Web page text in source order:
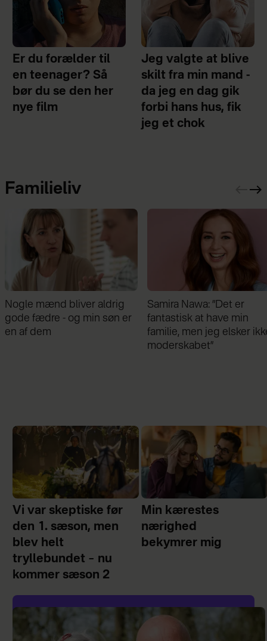
Er du forælder til
en teenager? Så
bør du se den her
nye film
Jeg valgte at blive
skilt fra min mand -
da jeg en dag gik
forbi hans hus, fik
jeg et chok
Familieliv
Samira Nawa: ”Det er
fantastisk at have min
familie, men jeg elsker ikke
Jeg valgte at blive skilt
min mand - da jeg en dag
gik forbi hans hus, fik jeg
chok
Vi var skeptiske før
den 1. sæson, men
blev helt
tryllebundet – nu
kommer sæson 2
Min kærestes
nærighed
bekymrer mig